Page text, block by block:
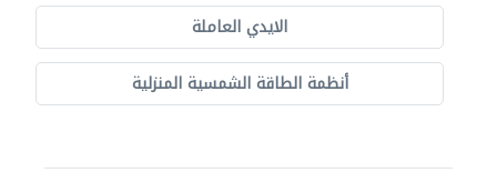
الايدي العاملة
أنظمة الطاقة الشمسية المنزلية